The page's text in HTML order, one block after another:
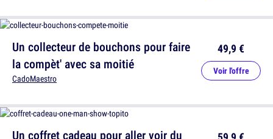
Un collecteur de bouchons pour faire
la compèt' avec sa moitié
CadoMaestro
49,9 €
Voir l'offre
Un coffret cadeau pour aller voir du